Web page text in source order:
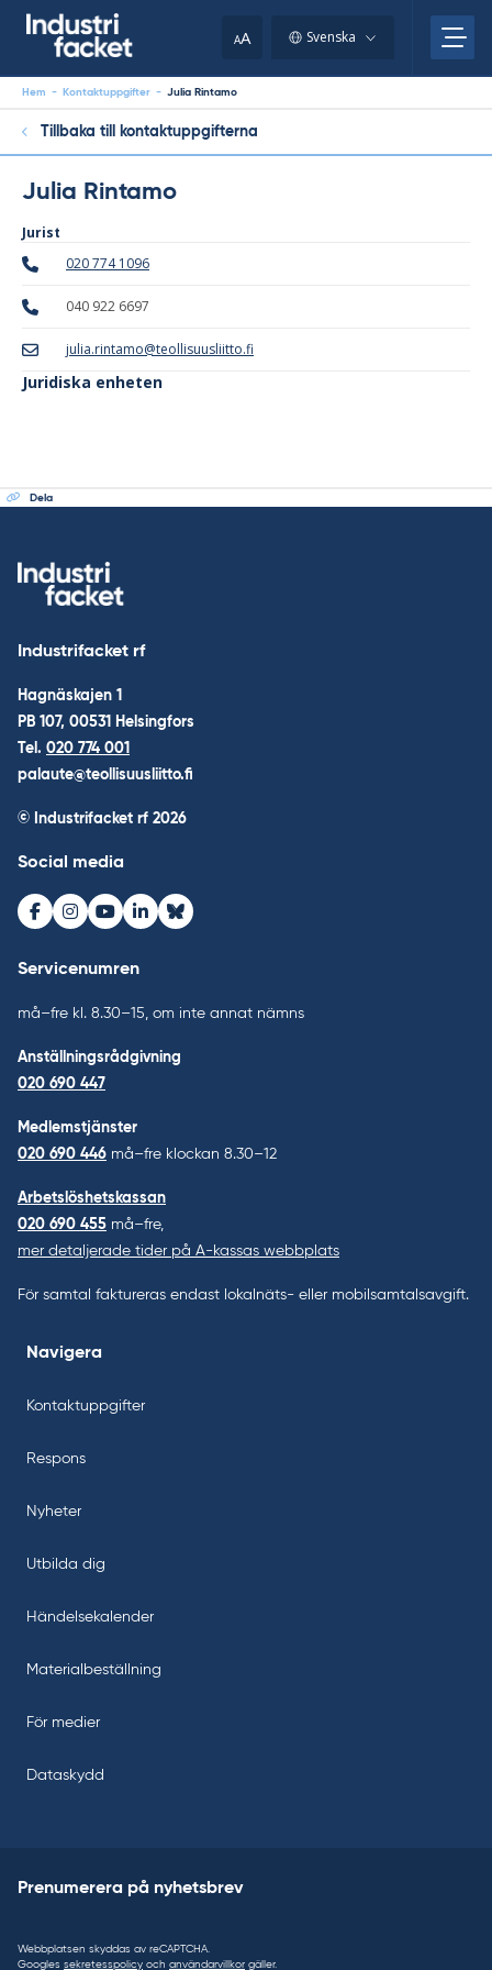
AA Svenska
Hem - Kontaktuppgifter - Julia Rintamo
Tillbaka till kontaktuppgifterna
Julia Rintamo
Jurist
020 774 1096
040 922 6697
julia.rintamo@teollisuusliitto.fi
Juridiska enheten
Dela
Industrifacket rf
Hagnäskajen 1
PB 107, 00531 Helsingfors
Tel. 020 774 001
palaute@teollisuusliitto.fi
© Industrifacket rf 2026
Social media
Facebook
Instagram
Youtube
LinkedInBluesky
Servicenumren
må–fre kl. 8.30–15, om inte annat nämns
Anställningsrådgivning
020 690 447
Medlemstjänster
020 690 446 må–fre klockan 8.30–12
Arbetslöshetskassan
020 690 455 må–fre,
mer detaljerade tider på A-kassas webbplats
För samtal faktureras endast lokalnäts- eller mobilsamtalsavgift.
Navigera
Kontaktuppgifter
Respons
Nyheter
Utbilda dig
Händelsekalender
Materialbeställning
För medier
Dataskydd
Prenumerera på nyhetsbrev
Webbplatsen skyddas av reCAPTCHA.
Googles sekretesspolicy och användarvillkor gäller.